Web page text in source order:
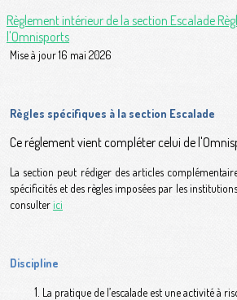
Règlement intérieur de la section Escalade
l'Omnisports
Mise à jour 16 mai 2026
Règles spécifiques à la section Escalade
Ce réglement vient compléter celui de
La section peut rédiger des articles
spécificités et des règles imposées par les
consulterici
Discipline
La pratique de l’escalade est une activité à